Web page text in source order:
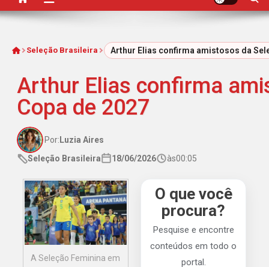
InícioSeleção Brasileira Arthur Elias confirma amistosos da
Arthur Elias confirma
Copa de 2027
Por: Luzia Aires
Seleção Brasileira
18/06/2026 às00:05
A Seleção Feminina em
O que você
procura?
Pesquise e encontre
conteúdos em todo o
portal.